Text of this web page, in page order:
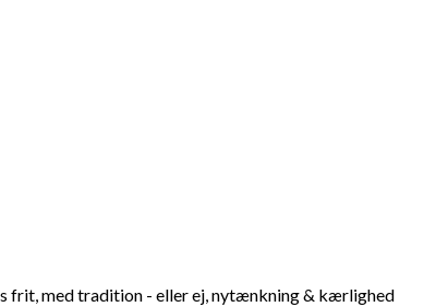
frit, med tradition - eller ej, nytænkning & kærlighed